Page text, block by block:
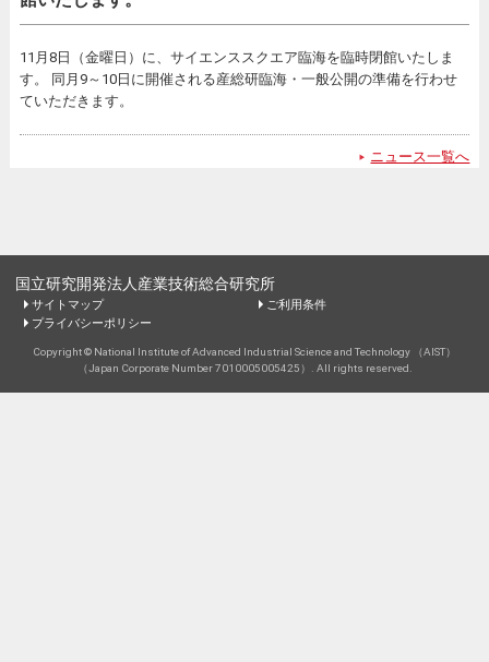
11月8日（金曜日）に、サイエンススクエア臨海を臨時閉館いたしま
す。 同月9～10日に開催される産総研臨海・一般公開の準備を行わせ
ていただきます。
ニュース一覧へ
国立研究開発法人産業技術総合研究所
サイトマップ
ご利用条件
プライバシーポリシー
Copyright © National Institute of Advanced Industrial Science and Technology （AIST）
（Japan Corporate Number 7010005005425）. All rights reserved.